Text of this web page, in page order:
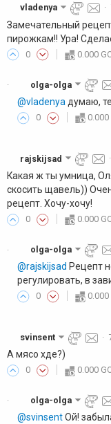
vladenya ·
Замечательный
пирожкам!! Ура!
0 0.000
· olga-olga
@vladenya думаю,
0 0.000
rajskijsad ·
Какая ж ты умница,
скосить щавель))
рецепт. Хочу-хочу!
0 0.000
· olga-olga
@rajskijsad Рецепт
регулировать, в
0 0.000
svinsent ·
А мясо хде?)
0 0.000
· olga-olga
@svinsentОй!